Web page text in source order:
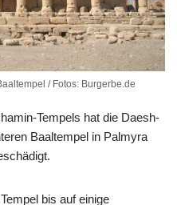
/ Fotos: Burgerbe.de
Tempels hat die Daesh-
Baaltempel in Palmyra
bis auf einige